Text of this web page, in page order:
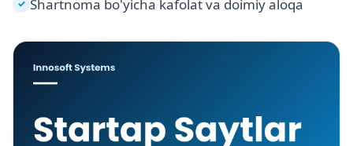
✓ Shartnoma bo'yicha kafolat va doimiy aloqa